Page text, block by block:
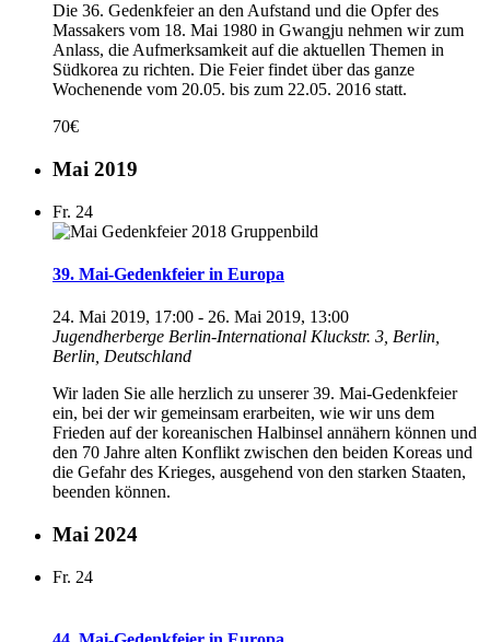
Die 36. Gedenkfeier an den Aufstand und die Opfer des
Massakers vom 18. Mai 1980 in Gwangju nehmen wir zum
Anlass, die Aufmerksamkeit auf die aktuellen Themen in
Südkorea zu richten. Die Feier findet über das ganze
Wochenende vom 20.05. bis zum 22.05. 2016 statt.
70€
Mai 2019
Fr. 24
39. Mai-Gedenkfeier in Europa
24. Mai 2019, 17:00 - 26. Mai 2019, 13:00
Jugendherberge Berlin-International Kluckstr. 3, Berlin,
Berlin, Deutschland
Wir laden Sie alle herzlich zu unserer 39. Mai-Gedenkfeier
ein, bei der wir gemeinsam erarbeiten, wie wir uns dem
Frieden auf der koreanischen Halbinsel annähern können und
den 70 Jahre alten Konflikt zwischen den beiden Koreas und
die Gefahr des Krieges, ausgehend von den starken Staaten,
beenden können.
Mai 2024
Fr. 24